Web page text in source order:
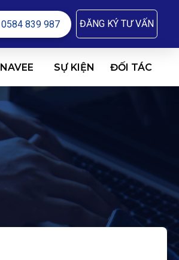
0584 839 987 ĐĂNG KÝ TƯ VẤN
NAVEE SỰ KIỆN ĐỐI TÁC